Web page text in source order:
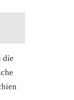
die